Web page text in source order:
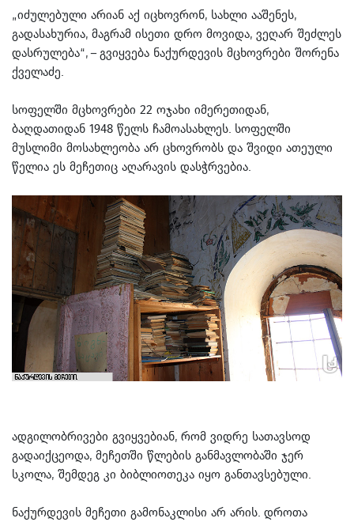
„იძულებული არიან აქ იცხოვრონ, სახლი ააშენეს,
გადასახურია, მაგრამ ისეთი დრო მოვიდა, ვეღარ შეძლეს
დასრულება“, – გვიყვება ნაქურდევის მცხოვრები შორენა
ქველაძე.
სოფელში მცხოვრები 22 ოჯახი იმერეთიდან,
ბაღდათიდან 1948 წელს ჩამოასახლეს. სოფელში
მუსლიმი მოსახლეობა არ ცხოვრობს და შვიდი ათეული
წელია ეს მეჩეთიც აღარავის დასჭრვებია.
ადგილობრივები გვიყვებიან, რომ ვიდრე სათავსოდ
გადაიქცეოდა, მეჩეთში წლების განმავლობაში ჯერ
სკოლა, შემდეგ კი ბიბლიოთეკა იყო განთავსებული.
ნაქურდევის მეჩეთი გამონაკლისი არ არის. დროთა